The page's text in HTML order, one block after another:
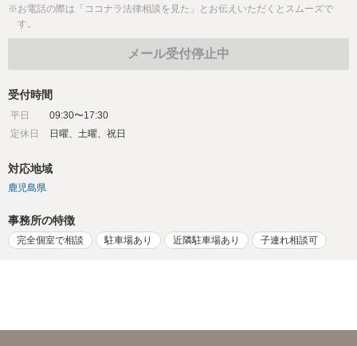
※お電話の際は「ココナラ法律相談を見た」とお伝えいただくとスムーズで
す。
メール受付停止中
受付時間
平日
09:30〜17:30
定休日
日曜、土曜、祝日
対応地域
鹿児島県
事務所の特徴
完全個室で相談 駐車場あり 近隣駐車場あり 子連れ相談可